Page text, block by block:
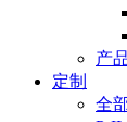
产
定制
全